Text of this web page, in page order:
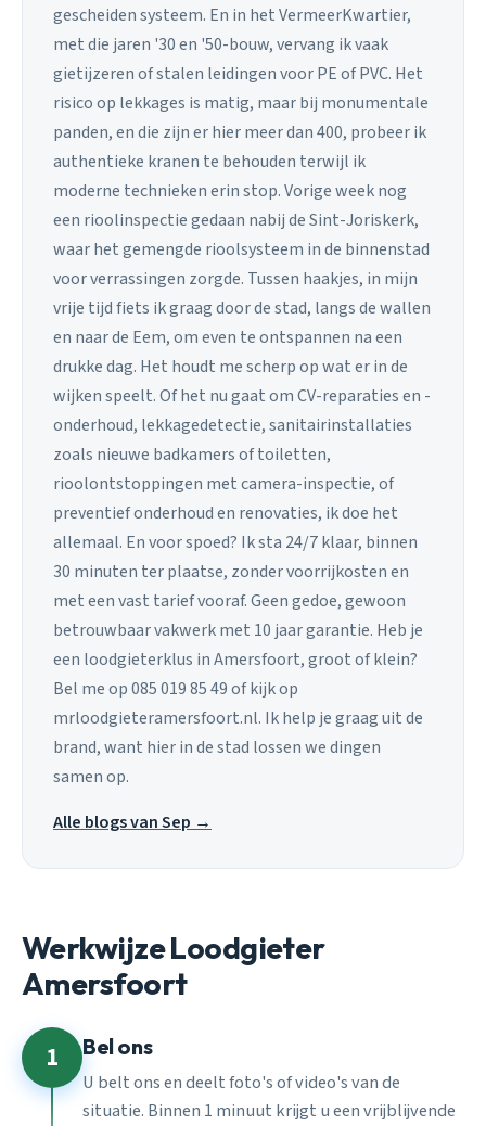
gescheiden systeem. En in het VermeerKwartier,
met die jaren '30 en '50-bouw, vervang ik vaak
gietijzeren of stalen leidingen voor PE of PVC. Het
risico op lekkages is matig, maar bij monumentale
panden, en die zijn er hier meer dan 400, probeer ik
authentieke kranen te behouden terwijl ik
moderne technieken erin stop. Vorige week nog
een rioolinspectie gedaan nabij de Sint-Joriskerk,
waar het gemengde rioolsysteem in de binnenstad
voor verrassingen zorgde. Tussen haakjes, in mijn
vrije tijd fiets ik graag door de stad, langs de wallen
en naar de Eem, om even te ontspannen na een
drukke dag. Het houdt me scherp op wat er in de
wijken speelt. Of het nu gaat om CV-reparaties en -
onderhoud, lekkagedetectie, sanitairinstallaties
zoals nieuwe badkamers of toiletten,
rioolontstoppingen met camera-inspectie, of
preventief onderhoud en renovaties, ik doe het
allemaal. En voor spoed? Ik sta 24/7 klaar, binnen
30 minuten ter plaatse, zonder voorrijkosten en
met een vast tarief vooraf. Geen gedoe, gewoon
betrouwbaar vakwerk met 10 jaar garantie. Heb je
een loodgieterklus in Amersfoort, groot of klein?
Bel me op 085 019 85 49 of kijk op
mrloodgieteramersfoort.nl. Ik help je graag uit de
brand, want hier in de stad lossen we dingen
samen op.
Alle blogs van Sep →
Werkwijze Loodgieter
Amersfoort
1 Bel ons
U belt ons en deelt foto's of video's van de
situatie. Binnen 1 minuut krijgt u een vrijblijvende